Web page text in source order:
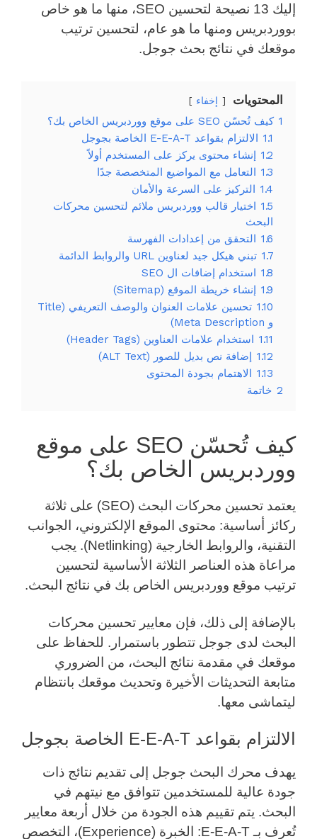
إليك 13 نصيحة لتحسين SEO، منها ما هو خاص
بووردبريس ومنها ما هو عام، لتحسين ترتيب
موقعك في نتائج بحث جوجل.
المحتويات إخفاء
1 كيف تُحسّن SEO على موقع ووردبريس الخاص بك؟
1.1 الالتزام بقواعد E-E-A-T الخاصة بجوجل
1.2 إنشاء محتوى يركز على المستخدم أولاً
1.3 التعامل مع المواضيع المتخصصة جدًا
1.4 التركيز على السرعة والأمان
1.5 اختيار قالب ووردبريس ملائم لتحسين محركات
البحث
1.6 التحقق من إعدادات الفهرسة
1.7 تبني هيكل جيد لعناوين URL والروابط الدائمة
1.8 استخدام إضافات ال SEO
1.9 إنشاء خريطة الموقع (Sitemap)
1.10
تحسين علامات العنوان والوصف التعريفي (Title
و Meta Description)
1.11 استخدام علامات العناوين (Header Tags)
1.12 إضافة نص بديل للصور (ALT Text)
1.13 الاهتمام بجودة المحتوى
2 خاتمة
كيف تُحسّن SEO على موقع
ووردبريس الخاص بك؟
يعتمد تحسين محركات البحث (SEO) على ثلاثة
ركائز أساسية: محتوى الموقع الإلكتروني، الجوانب
التقنية، والروابط الخارجية (Netlinking). يجب
مراعاة هذه العناصر الثلاثة الأساسية لتحسين
ترتيب موقع ووردبريس الخاص بك في نتائج البحث.
بالإضافة إلى ذلك، فإن معايير تحسين محركات
البحث لدى جوجل تتطور باستمرار. للحفاظ على
موقعك في مقدمة نتائج البحث، من الضروري
متابعة التحديثات الأخيرة وتحديث موقعك بانتظام
ليتماشى معها.
الالتزام بقواعد E-E-A-T الخاصة بجوجل
يهدف محرك البحث جوجل إلى تقديم نتائج ذات
جودة عالية للمستخدمين تتوافق مع نيتهم في
البحث. يتم تقييم هذه الجودة من خلال أربعة معايير
تُعرف بـ E-E-A-T: الخبرة (Experience)، التخصص